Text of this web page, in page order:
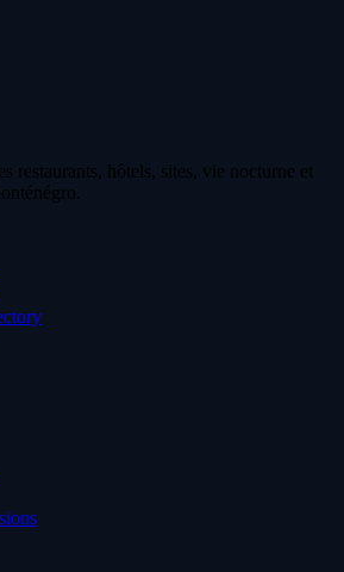
restaurants, hôtels, sites, vie nocturne et